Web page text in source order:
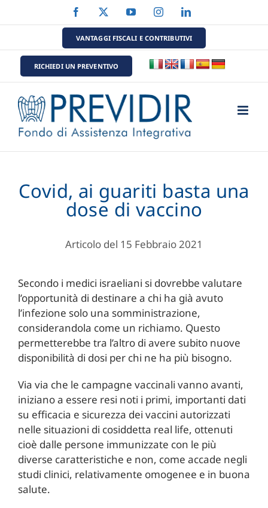
al
Facebook YouTubeInstagramLinkedIn
VANTAGGI FISCALI E CONTRIBUTIVI
RICHIEDI UN PREVENTIVO
Covid, ai guariti basta una
dose di vaccino
Articolo del 15 Febbraio 2021
Secondo i medici israeliani si dovrebbe valutare
l’opportunità di destinare a chi ha già avuto
l’infezione solo una somministrazione,
considerandola come un richiamo. Questo
permetterebbe tra l’altro di avere subito nuove
disponibilità di dosi per chi ne ha più bisogno.
Via via che le campagne vaccinali vanno avanti,
iniziano a essere resi noti i primi, importanti dati
su efficacia e sicurezza dei vaccini autorizzati
nelle situazioni di cosiddetta real life, ottenuti
cioè dalle persone immunizzate con le più
diverse caratteristiche e non, come accade negli
studi clinici, relativamente omogenee e in buona
salute.